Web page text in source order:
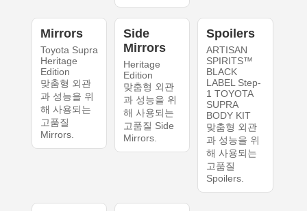
Mirrors
Toyota Supra
Heritage
Edition
맞춤형 외관
과 성능을 위
해 사용되는
고품질
Mirrors.
Side
Mirrors
Heritage
Edition
맞춤형 외관
과 성능을 위
해 사용되는
고품질 Side
Mirrors.
Spoilers
ARTISAN
SPIRITS™
BLACK
LABEL Step-
1 TOYOTA
SUPRA
BODY KIT
맞춤형 외관
과 성능을 위
해 사용되는
고품질
Spoilers.